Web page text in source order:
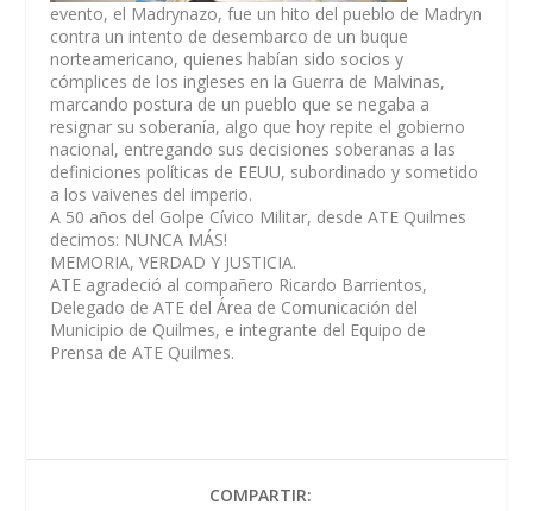
evento, el Madrynazo, fue un hito del pueblo de Madryn
contra un intento de desembarco de un buque
norteamericano, quienes habían sido socios y
cómplices de los ingleses en la Guerra de Malvinas,
marcando postura de un pueblo que se negaba a
resignar su soberanía, algo que hoy repite el gobierno
nacional, entregando sus decisiones soberanas a las
definiciones políticas de EEUU, subordinado y sometido
a los vaivenes del imperio.
A 50 años del Golpe Cívico Militar, desde ATE Quilmes
decimos: NUNCA MÁS!
MEMORIA, VERDAD Y JUSTICIA.
ATE agradeció al compañero Ricardo Barrientos,
Delegado de ATE del Área de Comunicación del
Municipio de Quilmes, e integrante del Equipo de
Prensa de ATE Quilmes.
COMPARTIR: